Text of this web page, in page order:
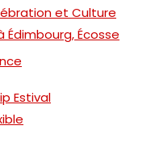
et Culture
Édimbourg, Écosse
Estival